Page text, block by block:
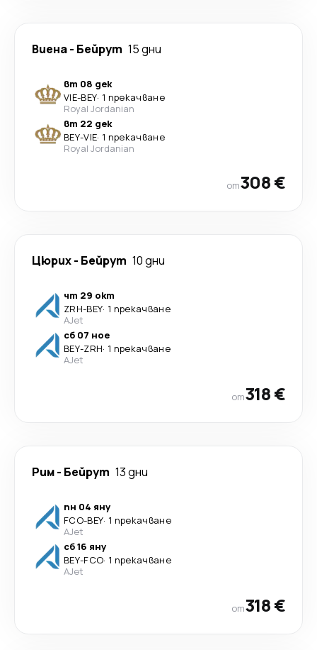
Виена- Бейрут 15 дни
вт 08 дек
VIE-BEY· 1 прекачване
Royal Jordanian
вт 22 дек
BEY-VIE· 1 прекачване
Royal Jordanian
от308 €
Цюрих- Бейрут 10 дни
чт 29 окт
ZRH-BEY· 1 прекачване
AJet
сб 07 ное
BEY-ZRH· 1 прекачване
AJet
от318 €
Рим- Бейрут 13 дни
пн 04 яну
FCO-BEY· 1 прекачване
AJet
сб 16 яну
BEY-FCO· 1 прекачване
AJet
от318 €